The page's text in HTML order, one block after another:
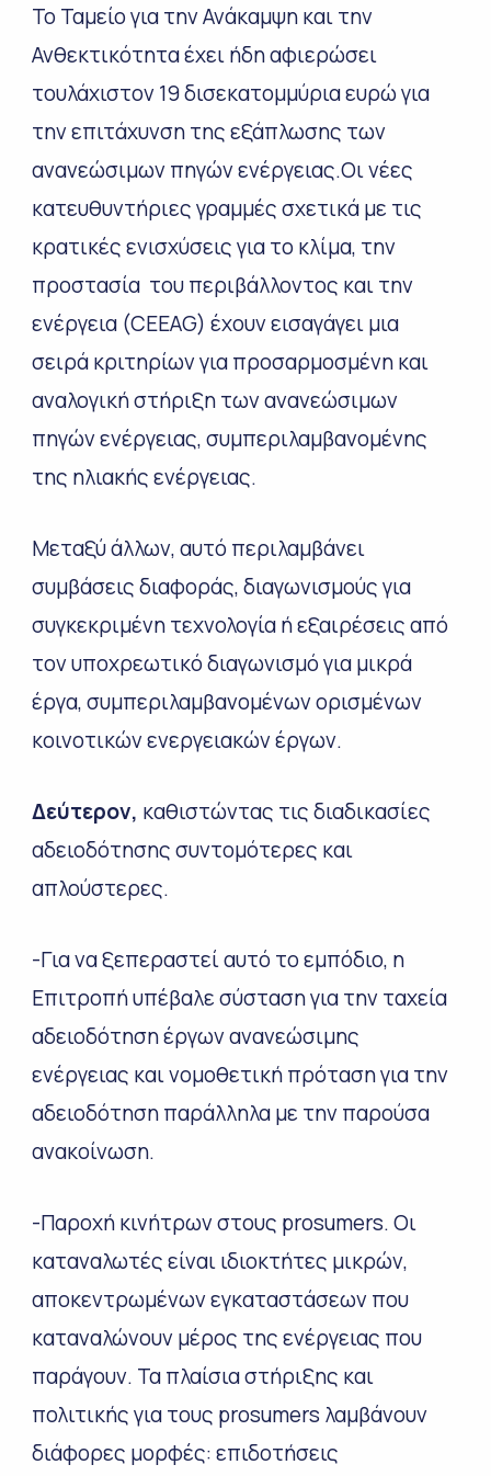
Το Ταμείο για την Ανάκαμψη και την
Ανθεκτικότητα έχει ήδη αφιερώσει
τουλάχιστον 19 δισεκατομμύρια ευρώ για
την επιτάχυνση της εξάπλωσης των
ανανεώσιμων πηγών ενέργειας.Οι νέες
κατευθυντήριες γραμμές σχετικά με τις
κρατικές ενισχύσεις για το κλίμα, την
προστασία του περιβάλλοντος και την
ενέργεια (CEEAG) έχουν εισαγάγει μια
σειρά κριτηρίων για προσαρμοσμένη και
αναλογική στήριξη των ανανεώσιμων
πηγών ενέργειας, συμπεριλαμβανομένης
της ηλιακής ενέργειας.
Μεταξύ άλλων, αυτό περιλαμβάνει
συμβάσεις διαφοράς, διαγωνισμούς για
συγκεκριμένη τεχνολογία ή εξαιρέσεις από
τον υποχρεωτικό διαγωνισμό για μικρά
έργα, συμπεριλαμβανομένων ορισμένων
κοινοτικών ενεργειακών έργων.
Δεύτερον, καθιστώντας τις διαδικασίες
αδειοδότησης συντομότερες και
απλούστερες.
-Για να ξεπεραστεί αυτό το εμπόδιο, η
Επιτροπή υπέβαλε σύσταση για την ταχεία
αδειοδότηση έργων ανανεώσιμης
ενέργειας και νομοθετική πρόταση για την
αδειοδότηση παράλληλα με την παρούσα
ανακοίνωση.
-Παροχή κινήτρων στους prosumers. Οι
καταναλωτές είναι ιδιοκτήτες μικρών,
αποκεντρωμένων εγκαταστάσεων που
καταναλώνουν μέρος της ενέργειας που
παράγουν. Τα πλαίσια στήριξης και
πολιτικής για τους prosumers λαμβάνουν
διάφορες μορφές: επιδοτήσεις